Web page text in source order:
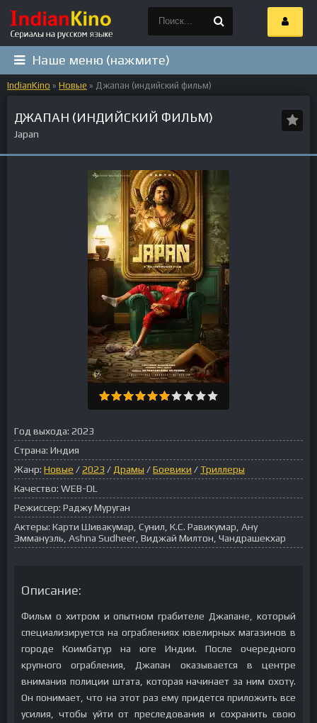
Наше меню (нажмите)
IndianKino » Новые » Джапан (индийский фильм)
ДЖАПАН (ИНДИЙСКИЙ ФИЛЬМ)
Japan
Год выхода: 2023
Страна: Индия
Жанр: Новые /2023 / Драмы /Боевики /Триллеры
Качество: WEB-DL
Режиссер: Раджу Муруган
Актеры: Карти Шивакумар, Сунил, К.С. Равикумар, Ану
Эммануэль, Ashna Sudheer, Виджай Милтон, Чандрашекхар
Описание:
Фильм о хитром и опытном грабителе Джапане, который
специализируется на ограблениях ювелирных магазинов в
городе Коимбатур на юге Индии. После очередного
крупного ограбления, Джапан оказывается в центре
внимания полиции штата, которая начинает за ним охоту.
Он понимает, что на этот раз ему придется приложить все
усилия, чтобы уйти от преследования и сохранить свою